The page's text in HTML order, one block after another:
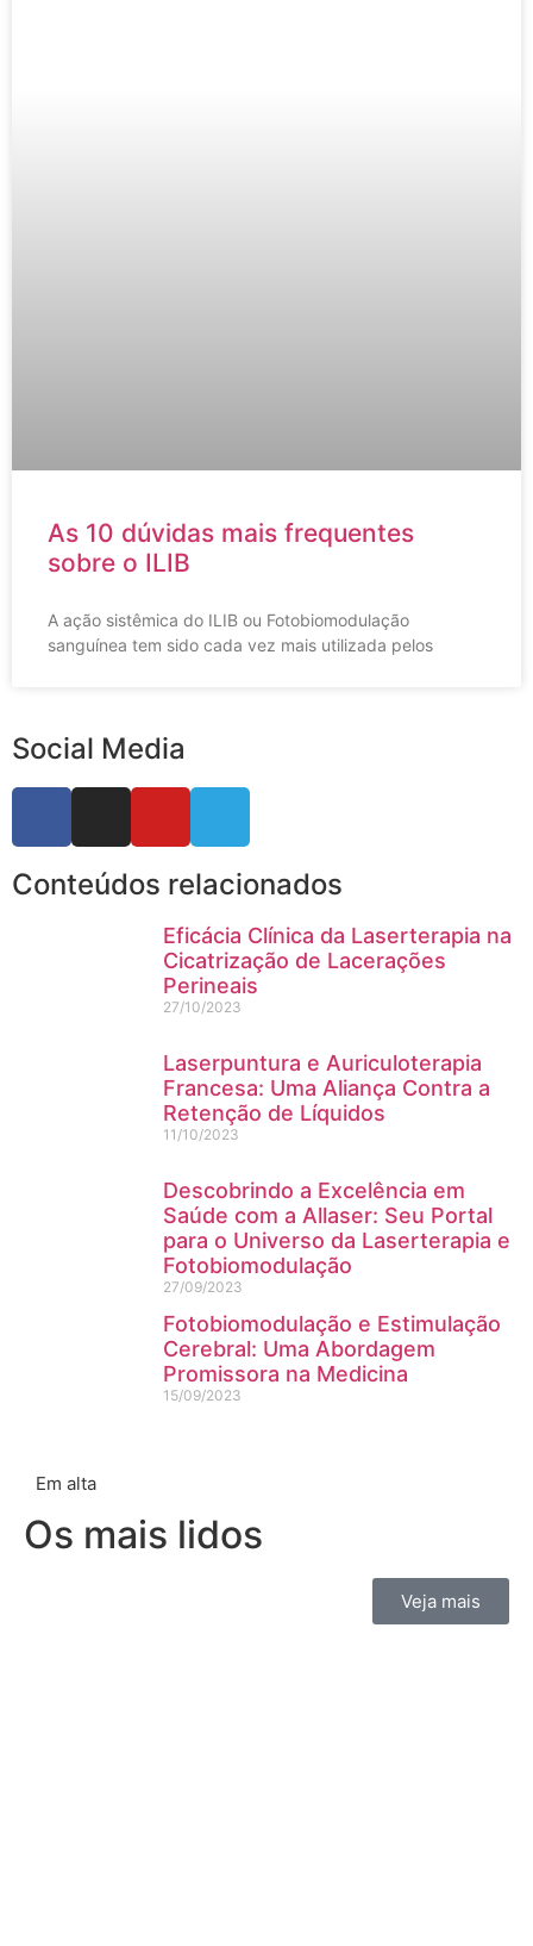
As 10 dúvidas mais frequentes
sobre o ILIB
A ação sistêmica do ILIB ou Fotobiomodulação
sanguínea tem sido cada vez mais utilizada pelos
Social Media
Conteúdos relacionados
Eficácia Clínica da Laserterapia na
Cicatrização de Lacerações
Perineais
27/10/2023
Laserpuntura e Auriculoterapia
Francesa: Uma Aliança Contra a
Retenção de Líquidos
11/10/2023
Descobrindo a Excelência em
Saúde com a Allaser: Seu Portal
para o Universo da Laserterapia e
Fotobiomodulação
27/09/2023
Fotobiomodulação e Estimulação
Cerebral: Uma Abordagem
Promissora na Medicina
15/09/2023
Em alta
Os mais lidos
Veja mais